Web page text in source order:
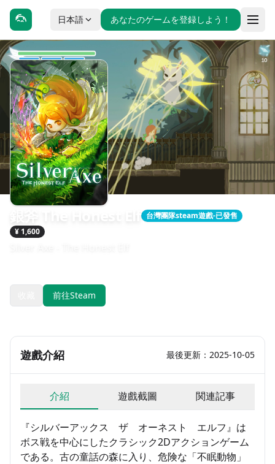
日本語 あなたのゲームを登録しよう！
台灣團隊steam遊戲-已發售
¥ 1,600
前往Steam
遊戲介紹 最後更新：2025-10-05
介紹 遊戲截圖 関連記事
『シルバーアックス ザ オーネスト エルフ』は
ボス戦を中心にしたクラシック2Dアクションゲーム
である。古の童話の森に入り、危険な「不眠動物」